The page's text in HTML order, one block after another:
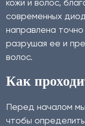
кожи и волос,
современных
направлена точно
разрушая ее и
волос.
Как
Перед началом
чтобы